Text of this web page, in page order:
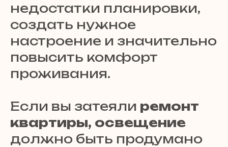
недостатки планировки,
создать нужное
настроение и значительно
повысить комфорт
проживания.
Если вы затеяли ремонт
квартиры, освещение
должно быть продумано